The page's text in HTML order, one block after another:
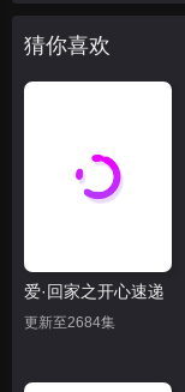
猜你喜欢
爱·回家之开心速递
更新至2684集